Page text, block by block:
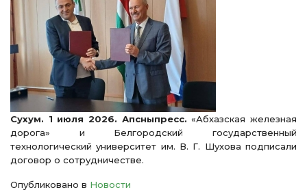
Сухум. 1 июля 2026. Апсныпресс.«Абхазская железная
дорога» и Белгородский государственный
технологический университет им. В. Г. Шухова подписали
договор о сотрудничестве.
Опубликовано в Новости